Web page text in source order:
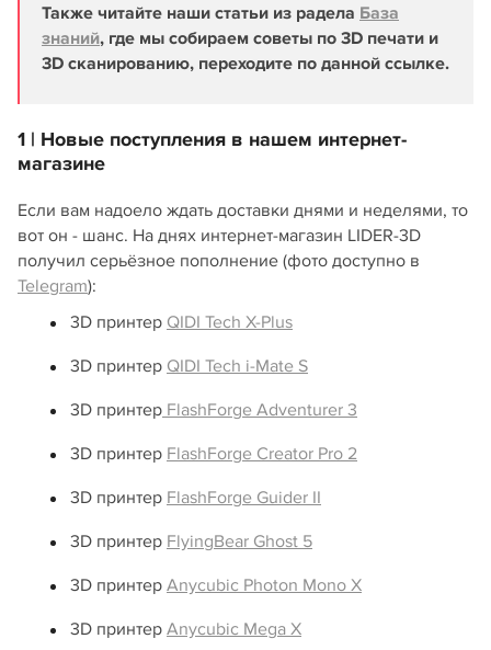
Также читайте наши статьи из радела База
знаний, где мы собираем советы по 3D печати и
3D сканированию, переходите по данной ссылке.
1 | Новые поступления в нашем интернет-
магазине
Если вам надоело ждать доставки днями и неделями, то
вот он - шанс. На днях интернет-магазин LIDER-3D
получил серьёзное пополнение (фото доступно в
Telegram):
3D принтер QIDI Tech X-Plus
3D принтер QIDI Tech i-Mate S
3D принтер FlashForge Adventurer 3
3D принтер FlashForge Creator Pro 2
3D принтер FlashForge Guider II
3D принтер FlyingBear Ghost 5
3D принтер Anycubic Photon Mono X
3D принтер Anycubic Mega X